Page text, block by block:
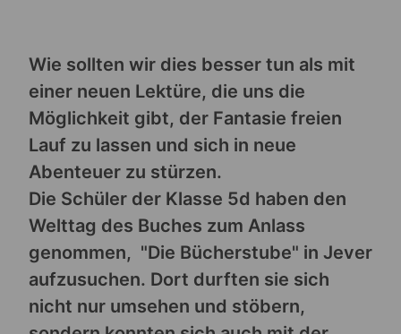
Wie sollten wir dies besser tun als mit
einer neuen Lektüre, die uns die
Möglichkeit gibt, der Fantasie freien
Lauf zu lassen und sich in neue
Abenteuer zu stürzen.
Die Schüler der Klasse 5d haben den
Welttag des Buches zum Anlass
genommen, "Die Bücherstube" in Jever
aufzusuchen. Dort durften sie sich
nicht nur umsehen und stöbern,